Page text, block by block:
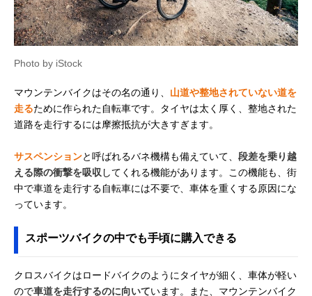
Photo by iStock
マウンテンバイクはその名の通り、 山道や整地されていない道を
走るために作られた自転車です。タイヤは太く厚く、整地された
道路を走行するには摩擦抵抗が大きすぎます。
サスペンションと呼ばれるバネ機構も備えていて、 段差を乗り越
える際の衝撃を吸収 してくれる機能があります。この機能も、街
中で車道を走行する自転車には不要で、車体を重くする原因にな
っています。
スポーツバイクの中でも手頃に購入できる
クロスバイクはロードバイクのようにタイヤが細く、車体が軽い
ので車道を走行するのに向いています。また、マウンテンバイク